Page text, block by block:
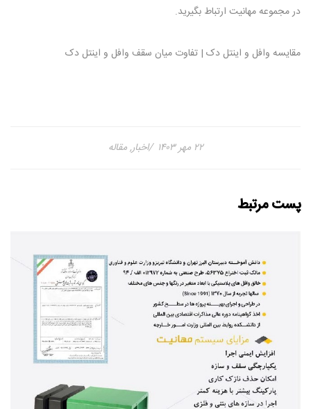
در مجموعه مهانیت ارتباط بگیرید.
مقایسه وافل و اینتل دک | تفاوت میان سقف وافل و اینتل دک
۲۲ مهر ۱۴۰۳ اخبار,مقاله
پست مرتبط